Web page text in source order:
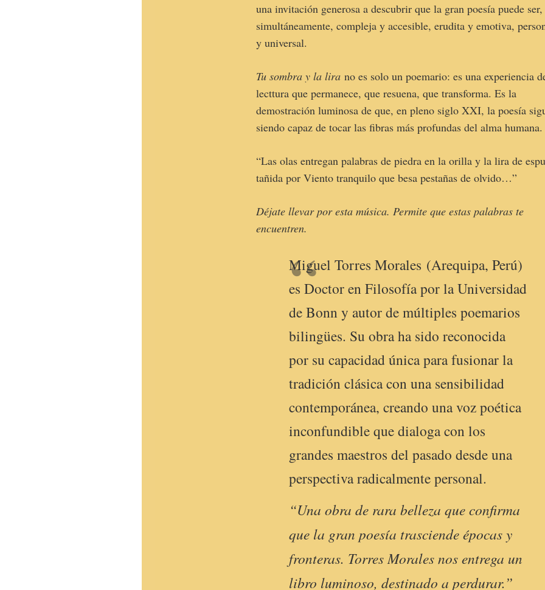
una invitación generosa a descubrir que la gran poesía puede ser,
simultáneamente, compleja y accesible, erudita y emotiva,
y universal.
Tu sombra y la lira no es solo un poemario: es una experiencia
lecttura que permanece, que resuena, que transforma. Es la
demostración luminosa de que, en pleno siglo XXI, la poesía
siendo capaz de tocar las fibras más profundas del alma humana.
“Las olas entregan palabras de piedra en la orilla y la lira de
tañida por Viento tranquilo que besa pestañas de olvido…”
Déjate llevar por esta música. Permite que estas palabras te
encuentren.
Miguel Torres Morales (Arequipa, Perú)
es Doctor en Filosofía por la Universidad
de Bonn y autor de múltiples poemarios
bilingües. Su obra ha sido reconocida
por su capacidad única para fusionar la
tradición clásica con una sensibilidad
contemporánea, creando una voz poética
inconfundible que dialoga con los
grandes maestros del pasado desde una
perspectiva radicalmente personal.
“Una obra de rara belleza que confirma
que la gran poesía trasciende épocas y
fronteras. Torres Morales nos entrega un
libro luminoso, destinado a perdurar.”